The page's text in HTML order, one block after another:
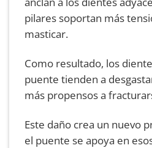
pilares soportan más
masticar.
Como resultado, los
puente tienden a
más propensos a
Este daño crea un nuevo
el puente se apoya en